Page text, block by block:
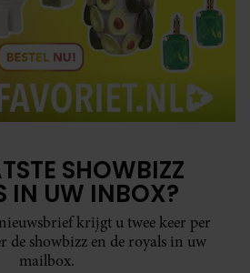
SHOWBIZZ
IN UW INBOX?
krijgt u twee keer per
de showbizz en de royals in uw
mailbox.